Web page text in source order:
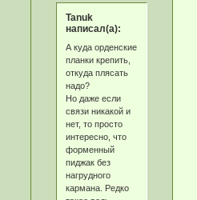
Tanuk
написал(а):
А куда орденские
планки крепить,
откуда плясать
надо?
Но даже если
связи никакой и
нет, то просто
интересно, что
форменный
пиджак без
нагрудного
кармана. Редко